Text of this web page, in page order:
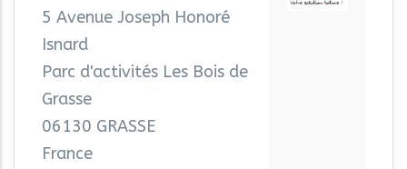
5 Avenue Joseph Honoré
Isnard
Parc d'activités Les Bois de
Grasse
06130 GRASSE
France